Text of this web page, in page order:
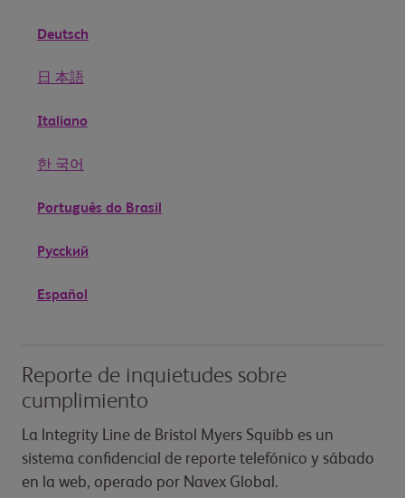
Deutsch
日 本語
Italiano
한 국어
Português do Brasil
Рycckий
Español
Reporte de inquietudes sobre
cumplimiento
La lntegrity Line de Bristol Myers Squibb es un
sistema confidencial de reporte telefónico y sábado
en la web, operado por Navex Global.